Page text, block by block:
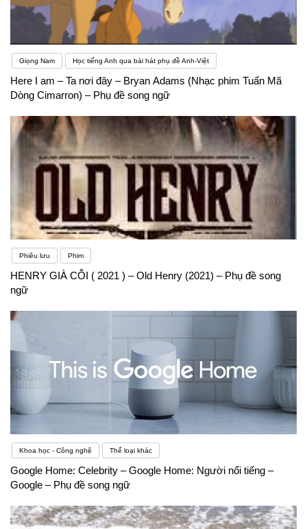
Giọng Nam Học tiếng Anh qua bài hát phụ đề Anh-Việt
Here I am – Ta nơi đây – Bryan Adams (Nhạc phim Tuấn Mã
Dòng Cimarron) – Phụ đề song ngữ
Phiêu lưu Phim
HENRY GIÀ CỖI ( 2021 ) – Old Henry (2021) – Phụ đề song
ngữ
Khoa học - Công nghệ Thể loại khác
Google Home: Celebrity – Google Home: Người nổi tiếng –
Google – Phụ đề song ngữ